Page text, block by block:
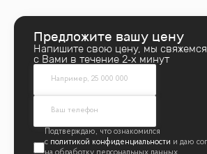
Предложите вашу цену
Напишите свою цену, мы свяжемся
с Вами в течение 2‑х минут
политикой конфиденциальности